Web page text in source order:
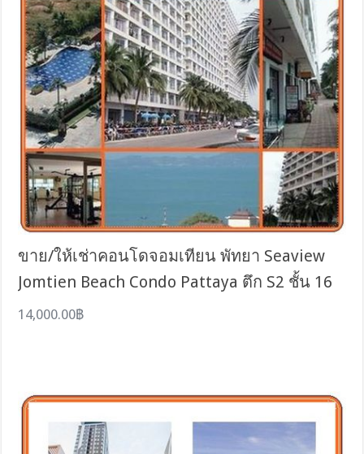
ขาย/ให้เช่าคอนโดจอมเทียน พัทยา Seaview
Jomtien Beach Condo Pattaya ตึก S2 ชั้น 16
14,000.00฿